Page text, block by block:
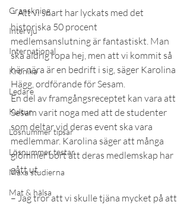
Granskning
Intervju
International
Krönika
Ledare
Kultur
Lösnummer tipsar
Lösnummer testar
Maxa studierna
Mat & hälsa
– Att vi snart har lyckats med det
historiska 50 procent
medlemsanslutning är fantastiskt. Man
ska aldrig ropa hej, men att vi kommit så
här nära är en bedrift i sig, säger Karolina
Hägg, ordförande för Sesam.
En del av framgångsreceptet kan vara att
Sesam varit noga med att de studenter
som deltar vid deras event ska vara
medlemmar. Karolina säger att många
glömmer bort att deras medlemskap har
gått ut.
– Jag tror att vi skulle tjäna mycket på att